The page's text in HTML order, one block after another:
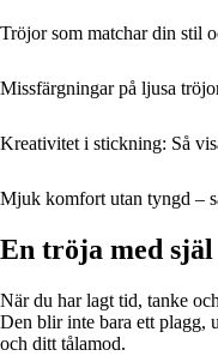
Tröjor som matchar din stil
Missfärgningar på ljusa
Kreativitet i stickning: Så
Mjuk komfort utan tyngd –
En tröja med själ
När du har lagt tid, tanke
Den blir inte bara ett plagg,
och ditt tålamod.